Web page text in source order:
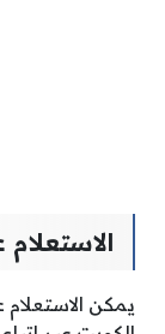
يمكن الاستعلام